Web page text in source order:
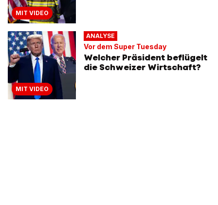
MIT VIDEO
MIT VIDEO
ANALYSE
Vor dem Super Tuesday
Welcher Präsident beflügelt
die Schweizer Wirtschaft?